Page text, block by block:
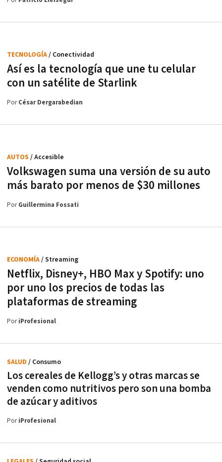
Así es la tecnología que une tu celular
con un satélite de Starlink
TECNOLOGÍA/ Conectividad
PorCésar Dergarabedian
Volkswagen suma una versión de su auto
más barato por menos de $30 millones
AUTOS / Accesible
PorGuillermina Fossati
Netflix, Disney+, HBO Max y Spotify: uno
por uno los precios de todas las
plataformas de streaming
ECONOMÍA/ Streaming
PoriProfesional
Los cereales de Kellogg’s y otras marcas se
venden como nutritivos pero son una bomba
de azúcar y aditivos
SALUD / Consumo
PoriProfesional